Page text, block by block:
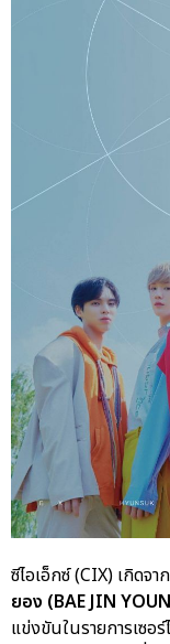
ซีไอเอ็กซ์ (CIX) เกิดจ
ยอง (BAE JIN
แข่งขันในรายการเซ